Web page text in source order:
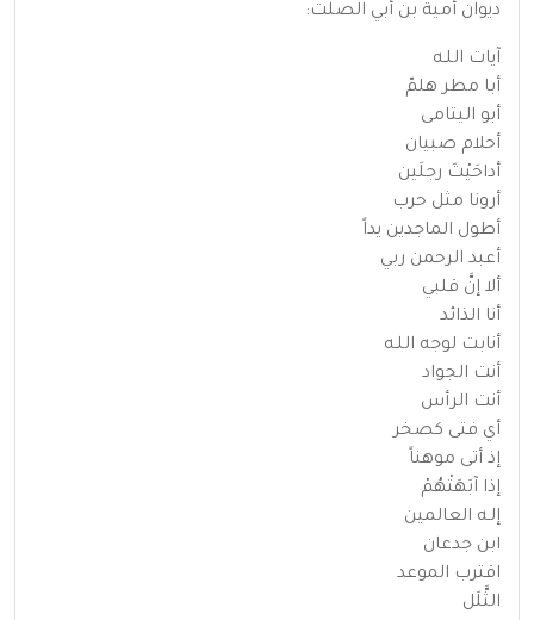
ديوان أمية بن أبي الصلت:
آيات اللـه
أبا مطر هلمّ
أبو اليتامى
أحلام صبيان
أداحَيْتَ رجلَين
أرونا مثل حرب
أطول الماجدين يداً
أعبد الرحمن ربي
ألا إنَّ قلبي
أنا الذائد
أنابت لوجه اللـه
أنت الجواد
أنت الرأس
أي فتى كصخر
إذ أتى موهناً
إذا آبَهَتْهُمْ
إلـه العالمين
ابن جدعان
اقترب الموعد
الثَّلَل